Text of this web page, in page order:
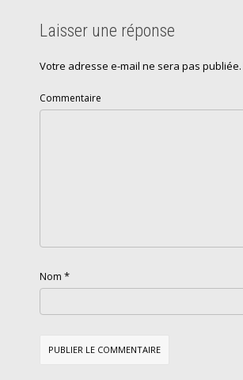
Laisser une réponse
Votre adresse e-mail ne sera pas publiée.
Commentaire
Nom *